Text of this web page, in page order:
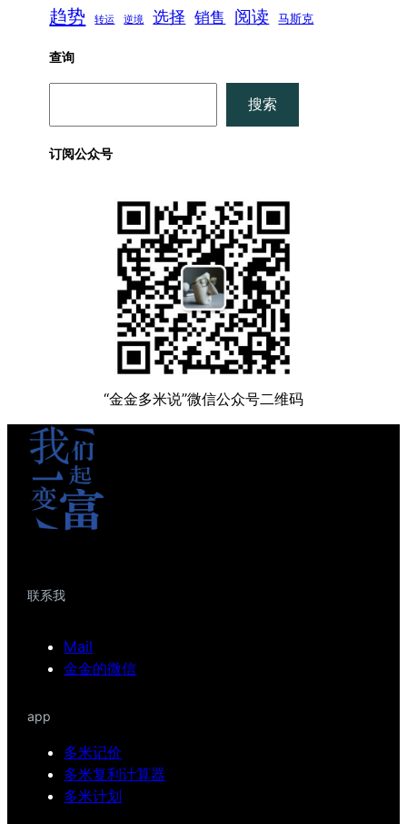
趋势 转运 逆境 选择 销售 阅读 马斯克
查询
搜索
订阅公众号
“金金多米说”微信公众号二维码
联系我
Mail
金金的微信
app
多米记价
多米复利计算器
多米计划